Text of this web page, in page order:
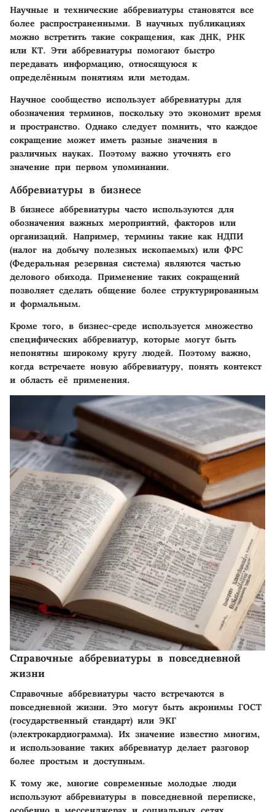
Научные и технические аббревиатуры становятся все
более распространенными. В научных публикациях
можно встретить такие сокращения, как ДНК, РНК
или КТ. Эти аббревиатуры помогают быстро
передавать информацию, относящуюся к
определённым понятиям или методам.
Научное сообщество использует аббревиатуры для
обозначения терминов, поскольку это экономит время
и пространство. Однако следует помнить, что каждое
сокращение может иметь разные значения в
различных науках. Поэтому важно уточнять его
значение при первом упоминании.
Аббревиатуры в бизнесе
В бизнесе аббревиатуры часто используются для
обозначения важных мероприятий, факторов или
организаций. Например, термины такие как НДПИ
(налог на добычу полезных ископаемых) или ФРС
(Федеральная резервная система) являются частью
делового обихода. Применение таких сокращений
позволяет сделать общение более структурированным
и формальным.
Кроме того, в бизнес-среде используется множество
специфических аббревиатур, которые могут быть
непонятны широкому кругу людей. Поэтому важно,
когда встречаете новую аббревиатуру, понять контекст
и область её применения.
Справочные аббревиатуры в повседневной
жизни
Справочные аббревиатуры часто встречаются в
повседневной жизни. Это могут быть акронимы ГОСТ
(государственный стандарт) или ЭКГ
(электрокардиограмма). Их значение известно многим,
и использование таких аббревиатур делает разговор
более простым и доступным.
К тому же, многие современные молодые люди
используют аббревиатуры в повседневной переписке,